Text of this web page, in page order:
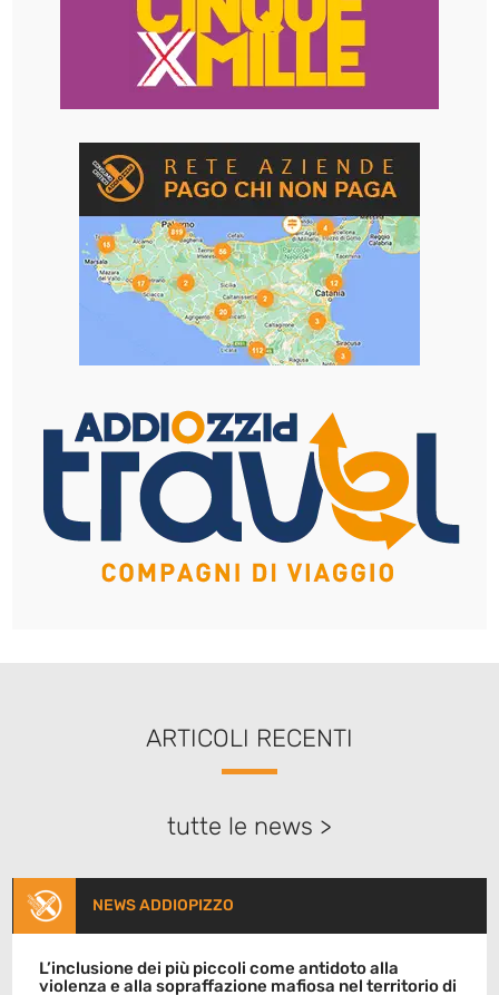
ARTICOLI RECENTI
tutte le news >
NEWS ADDIOPIZZO
L’inclusione dei più piccoli come antidoto alla
violenza e alla sopraffazione mafiosa nel territorio di